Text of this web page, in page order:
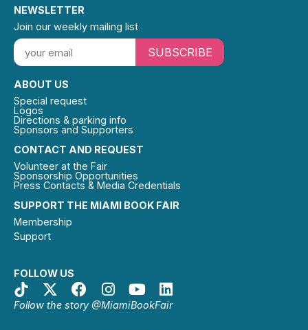
SUPPORT THE MIAMI BOOK FAIR
Membership
Support
FOLLOW US
Follow the story @MiamiBookFair
CONTACT AND REQUEST
Volunteer at the Fair
Sponsorship Opportunities
Press Contacts & Media Credentials
ABOUT US
Special request
Logos
Directions & parking info
Sponsors and Supporters
NEWSLETTER
Join our weekly mailing list
SUBSCRIBE